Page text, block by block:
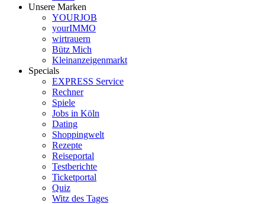
Unsere Marken
YOURJOB
yourIMMO
wirtrauern
Bütz Mich
Kleinanzeigenmarkt
Specials
EXPRESS Service
Rechner
Spiele
Jobs in Köln
Dating
Shoppingwelt
Rezepte
Reiseportal
Testberichte
Ticketportal
Quiz
Witz des Tages